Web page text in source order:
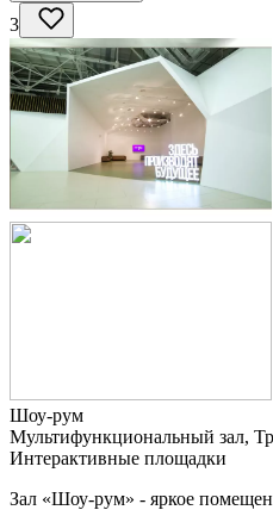
3
Шоу-рум
Мультифункциональный зал,
Интерактивные площадки
Зал «Шоу-рум» - яркое